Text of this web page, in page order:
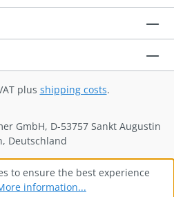
plus shipping costs.
GmbH, D-53757 Sankt Augustin
Deutschland
to ensure the best experience
information...